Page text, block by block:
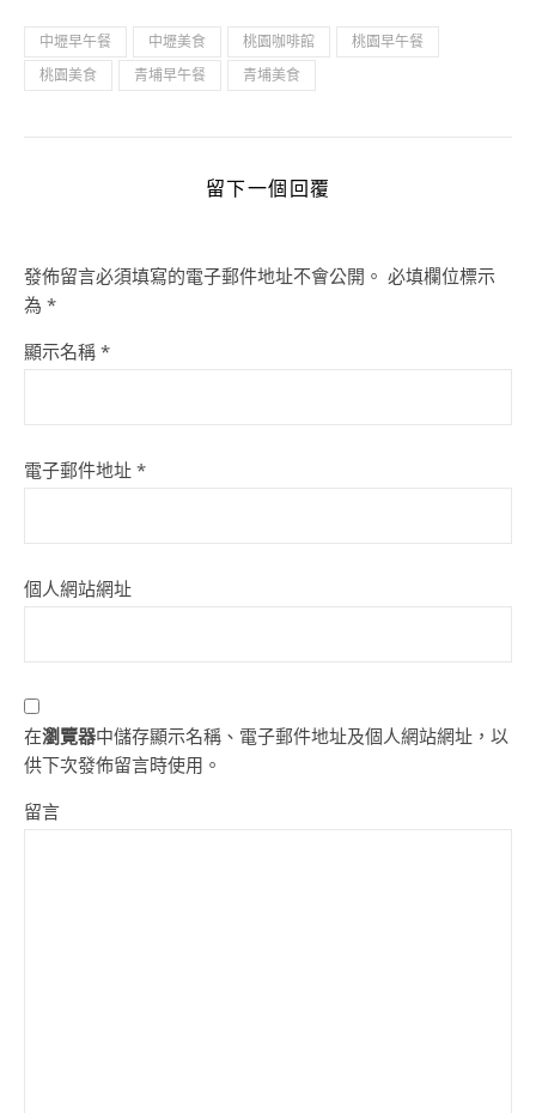
中壢早午餐 中壢美食 桃園咖啡館
桃園早午餐
桃園美食
青埔早午餐 青埔美食
留下一個回覆
發佈留言必須填寫的電子郵件地址不會公開。 必填欄位標示
為 *
顯示名稱 *
電子郵件地址 *
個人網站網址
在瀏覽器中儲存顯示名稱、電子郵件地址及個人網站網址，以
供下次發佈留言時使用。
留言